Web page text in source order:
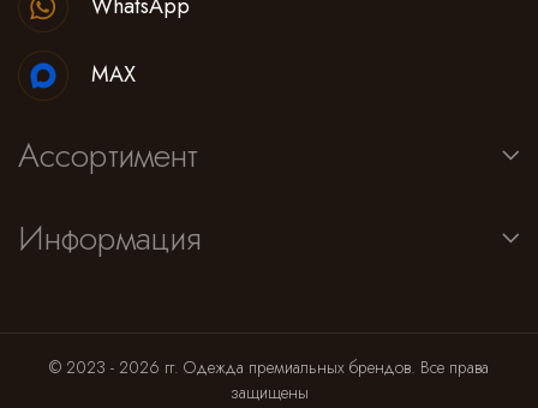
Ассортимент
Информация
WhatsApp
MAX
© 2023 - 2026 гг. Одежда премиальных брендов. Все права
защищены